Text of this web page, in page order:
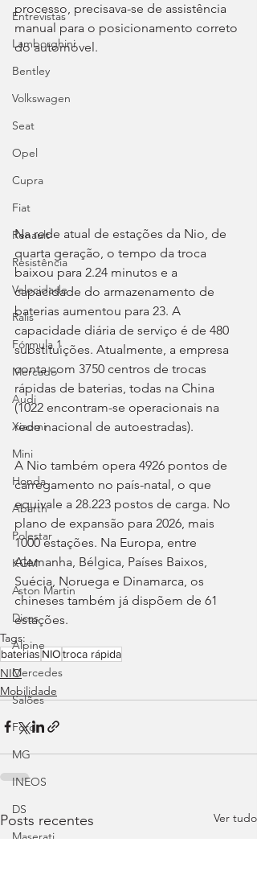
Entrevistas
Lamborghini
Bentley
Volkswagen
Seat
Opel
Cupra
Fiat
Renault
Resistência
Velocidade
Ralis
Fórmula 1
Mercado
Audi
Xiaomi
Mini
Honda
Abarth
Polestar
KGM
Aston Martin
Dicas
Alpine
Mercedes
Salões
Ford
MG
INEOS
DS
Maserati
processo, precisava-se de assistência
manual para o posicionamento correto
do automóvel.
Na rede atual de estações da Nio, de
quarta geração, o tempo da troca
baixou para 2.24 minutos e a
capacidade do armazenamento de
baterias aumentou para 23. A
capacidade diária de serviço é de 480
substituições. Atualmente, a empresa
conta com 3750 centros de trocas
rápidas de baterias, todas na China
(1022 encontram-se operacionais na
rede nacional de autoestradas).
A Nio também opera 4926 pontos de
carregamento no país-natal, o que
equivale a 28.223 postos de carga. No
plano de expansão para 2026, mais
1000 estações. Na Europa, entre
Alemanha, Bélgica, Países Baixos,
Suécia, Noruega e Dinamarca, os
chineses também já dispõem de 61
estações.
Tags:
baterias NIOtroca rápida
NIO
Mobilidade
Posts recentes Ver tudo